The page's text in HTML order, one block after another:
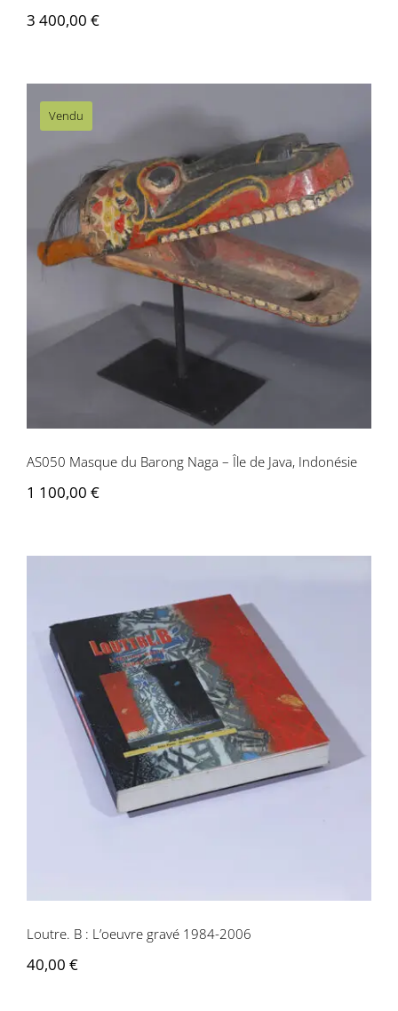
3 400,00 €
Vendu
AS050 Masque du Barong Naga – Île de
Java, Indonésie
AS050 Masque du Barong Naga – Île de Java, Indonésie
1 100,00 €
Loutre. B : L’oeuvre gravé 1984-2006
Loutre. B : L’oeuvre gravé 1984-2006
40,00 €